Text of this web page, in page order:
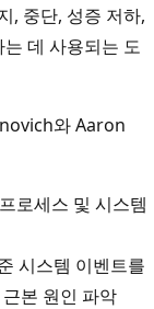
, 중단, 성증 저하,
데 사용되는 도
와 Aaron
로세스 및 시스템
시스템 이벤트를
본 원인 파악